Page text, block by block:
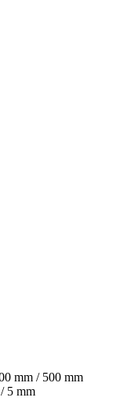
mm / 500 mm
5 mm